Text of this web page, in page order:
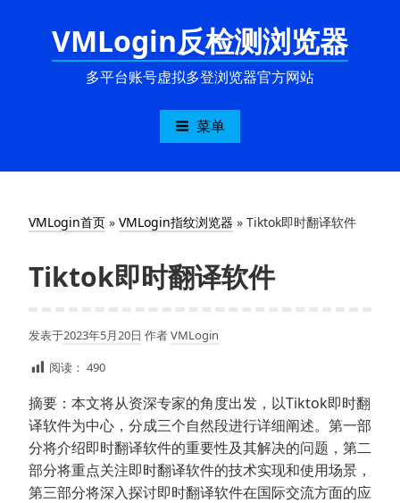
VMLogin反检测浏览器
多平台账号虚拟多登浏览器官方网站
菜单
VMLogin首页 » VMLogin指纹浏览器 » Tiktok即时翻译软件
Tiktok即时翻译软件
发表于2023年5月20日 作者VMLogin
阅读： 490
摘要：本文将从资深专家的角度出发，以Tiktok即时翻
译软件为中心，分成三个自然段进行详细阐述。第一部
分将介绍即时翻译软件的重要性及其解决的问题，第二
部分将重点关注即时翻译软件的技术实现和使用场景，
第三部分将深入探讨即时翻译软件在国际交流方面的应